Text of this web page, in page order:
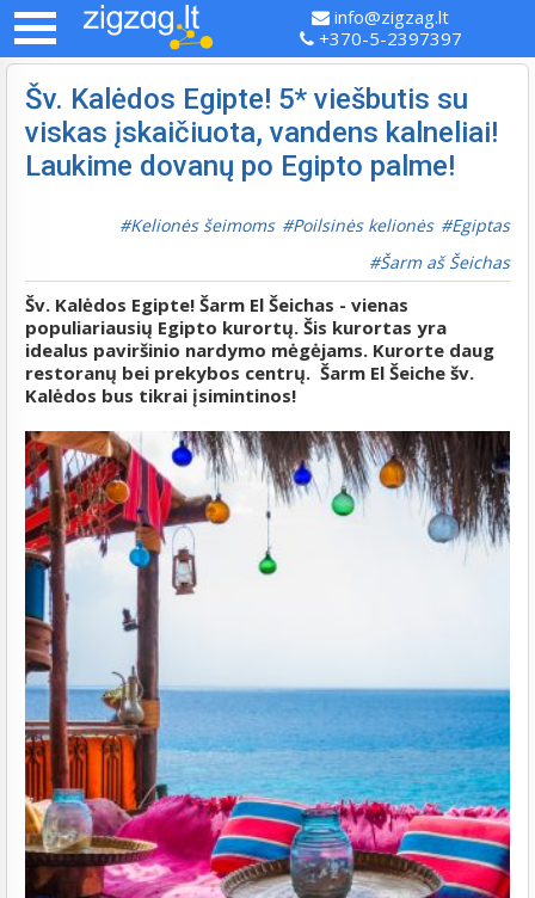
info@zigzag.lt
+370-5-2397397
Šv. Kalėdos Egipte! 5* viešbutis su
viskas įskaičiuota, vandens kalneliai!
Laukime dovanų po Egipto palme!
Kelionės šeimoms Poilsinės kelionės
Egiptas
Šarm aš Šeichas
Šv. Kalėdos Egipte! Šarm El Šeichas - vienas
populiariausių Egipto kurortų. Šis kurortas yra
idealus paviršinio nardymo mėgėjams. Kurorte daug
restoranų bei prekybos centrų. Šarm El Šeiche šv.
Kalėdos bus tikrai įsimintinos!